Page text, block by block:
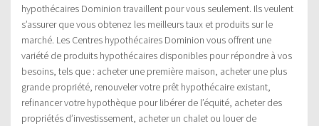
hypothécaires Dominion travaillent pour vous seulement. Ils veulent
s’assurer que vous obtenez les meilleurs taux et produits sur le
marché. Les Centres hypothécaires Dominion vous offrent une
variété de produits hypothécaires disponibles pour répondre à vos
besoins, tels que : acheter une première maison, acheter une plus
grande propriété, renouveler votre prêt hypothécaire existant,
refinancer votre hypothèque pour libérer de l’équité, acheter des
propriétés d’investissement, acheter un chalet ou louer de